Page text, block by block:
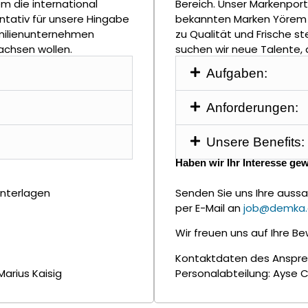
die international
für unsere Hingabe
wollen.
Kaisig
Bereich. Unser
bekannten Marken
zu Qualität und Frische
suchen wir neue
Aufgaben:
Anforderungen:
Unsere Benefits:
Haben wir Ihr Interesse
Senden Sie uns Ihre
per E-Mail an
Wir freuen uns auf Ihre
Kontaktdaten des
Personalabteilung: Ayse